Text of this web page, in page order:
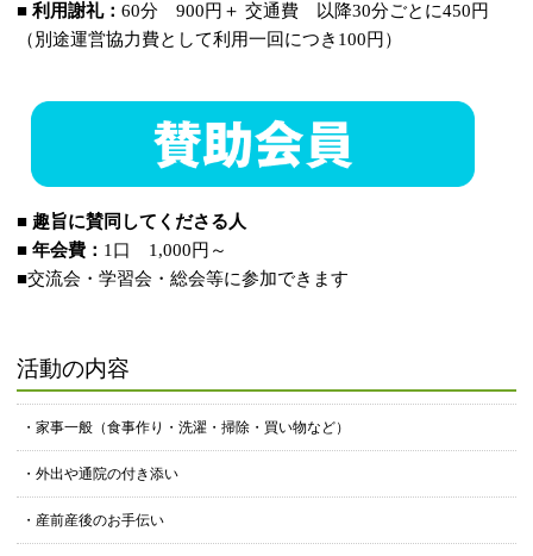
■ 利用謝礼： 60分 900円＋ 交通費 以降30分ごとに450円
（別途運営協力費として利用一回につき100円）
■ 趣旨に賛同してくださる人
■ 年会費： 1口 1,000円～
■交流会・学習会・総会等に参加できます
活動の内容
・家事一般（食事作り・洗濯・掃除・買い物など）
・外出や通院の付き添い
・産前産後のお手伝い